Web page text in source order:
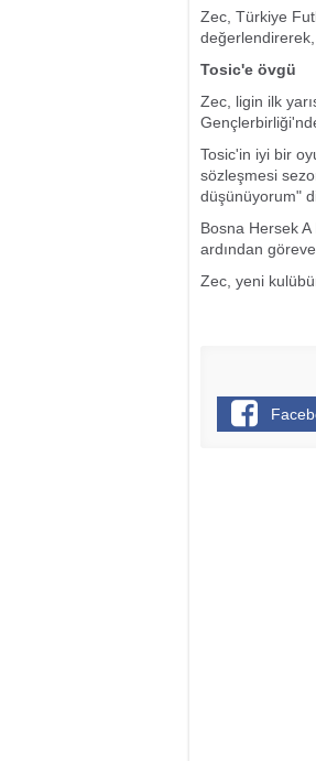
Zec, Türkiye
değerlendirerek,
Tosic'e övgü
Zec, ligin ilk
Tosic'in iyi bir
sözleşmesi
düşünüyorum"
Bosna Hersek
ardından
Zec, yeni